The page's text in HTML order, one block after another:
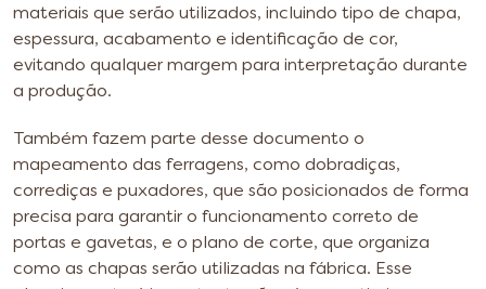
materiais que serão utilizados, incluindo tipo de chapa,
espessura, acabamento e identificação de cor,
evitando qualquer margem para interpretação durante
a produção.
Também fazem parte desse documento o
mapeamento das ferragens, como dobradiças,
corrediças e puxadores, que são posicionados de forma
precisa para garantir o funcionamento correto de
portas e gavetas, e o plano de corte, que organiza
como as chapas serão utilizadas na fábrica. Esse